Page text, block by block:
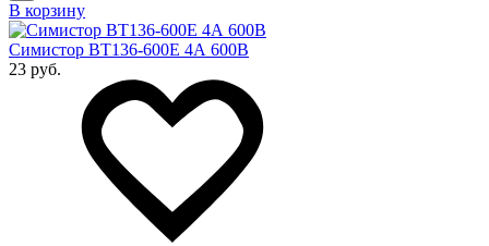
В корзину
Симистор BT136-600Е 4А 600В
23 руб.